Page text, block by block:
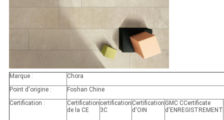
Marque :
Chora
Point d'origine :
Foshan Chine
Certification :
Certification
de la CE
certification
3C
Certification
d'OIN
GMC CCertificate
d'ENREGISTREMENT